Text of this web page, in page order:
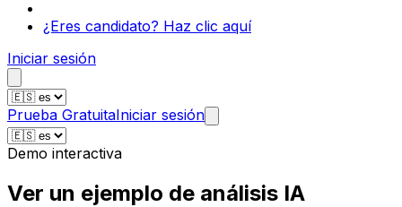
¿Eres candidato? Haz clic aquí
Iniciar sesión
Prueba GratuitaIniciar sesión
Demo interactiva
Ver un ejemplo de análisis IA